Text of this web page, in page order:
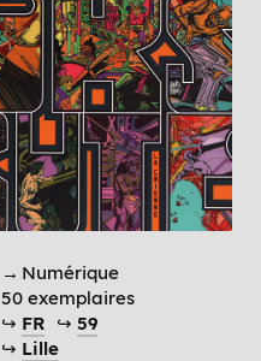
→ Numérique
50 exemplaires
↪ FR ↪ 59
↪ Lille